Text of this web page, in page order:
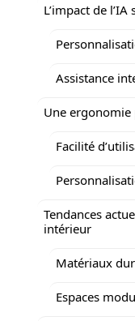
L’impact de
Assistance
Une ergonomie
Facilité
Tendances
intérieur
Matériaux
Espaces